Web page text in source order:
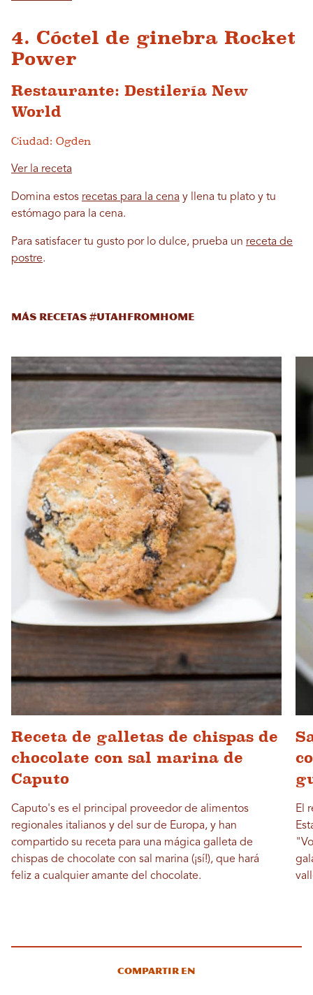
4. Cóctel de ginebra Rocket
Power
Restaurante: Destilería New
World
Ciudad: Ogden
Ver la receta
Domina estos recetas para la cena y llena tu plato y tu
estómago para la cena.
Para satisfacer tu gusto por lo dulce, prueba un receta de
postre.
MÁS RECETAS #UTAHFROMHOME
Receta de galletas de chispas de
chocolate con sal marina de
Caputo
Caputo's es el principal proveedor de alimentos
regionales italianos y del sur de Europa, y han
compartido su receta para una mágica galleta de
chispas de chocolate con sal marina (¡sí!), que hará
feliz a cualquier amante del chocolate.
El
Compartir en